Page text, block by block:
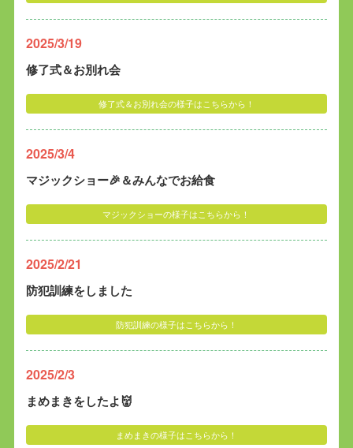
2025/3/19
修了式＆お別れ会
修了式＆お別れ会の様子はこちらから！
2025/3/4
マジックショー🎉＆みんなでお給食
マジックショーの様子はこちらから！
2025/2/21
防犯訓練をしました
防犯訓練の様子はこちらから！
2025/2/3
まめまきをしたよ👹
まめまきの様子はこちらから！